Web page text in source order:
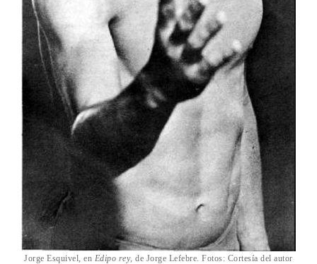
Jorge Esquivel, en Edipo rey, de Jorge Lefebre. Fotos: Cortesía del autor